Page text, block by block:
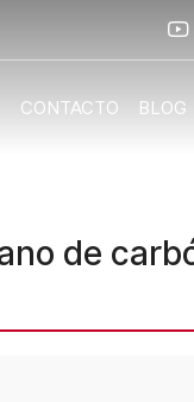
CONTACTO BLOG
de